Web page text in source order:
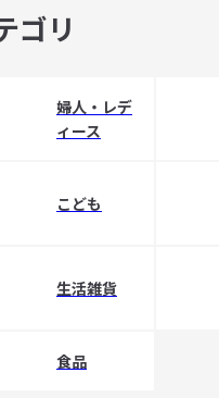
ゴリ
婦人・レデ
ィース
こども
生活雑貨
食品